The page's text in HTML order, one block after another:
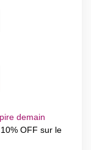
demain
OFF sur le